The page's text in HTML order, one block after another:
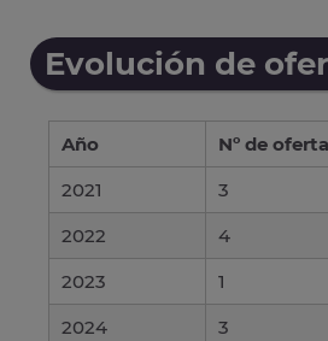
Evolución de
Año Nº de
2021
3
2022
4
2023
1
2024
3